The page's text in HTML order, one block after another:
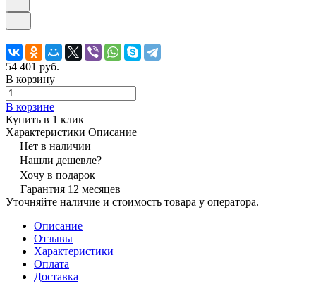
54 401 руб.
В корзину
В корзине
Купить в 1 клик
Характеристики Описание
Нет в наличии
Нашли дешевле?
Хочу в подарок
Гарантия 12 месяцев
Уточняйте наличие и стоимость товара у оператора.
Описание
Отзывы
Характеристики
Оплата
Доставка